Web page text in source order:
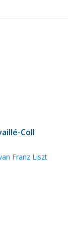
Coll
Franz Liszt